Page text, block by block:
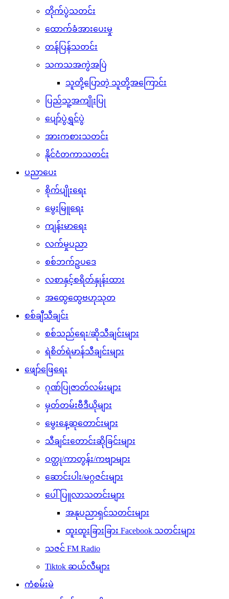
တိုက်ပွဲသတင်း
ထောက်ခံအားပေးမှု
တန်ပြန်သတင်း
သကသအကွဲအပြဲ
သူတို့ပြောတဲ့ သူတို့အကြောင်း
ပြည်သူ့အကျိုးပြု
ပျော်ပွဲရွှင်ပွဲ
အားကစားသတင်း
နိုင်ငံတကာသတင်း
ပညာပေး
စိုက်ပျိုးရေး
မွေးမြူရေး
ကျန်းမာရေး
လက်မှုပညာ
စစ်ဘက်ဥပဒေ
လစာနှင့်စရိတ်နှုန်းထား
အထွေထွေဗဟုသုတ
စစ်ချီသီချင်း
စစ်သည်ရေး/ဆိုသီချင်းများ
ရဲစိတ်ရဲမာန်သီချင်းများ
ဖျော်ဖြေရေး
ဂုဏ်ပြုဇာတ်လမ်းများ
မှတ်တမ်းဗီဒီယိုများ
မွေးနေ့ဆုတောင်းများ
သီချင်းတောင်းဆိုခြင်းများ
ဝတ္ထု/ကာတွန်း/ကဗျာများ
ဆောင်းပါး/မဂ္ဂဇင်းများ
ပေါ်ပြူလာသတင်းများ
အနုပညာရှင်သတင်းများ
ထူးထူးခြားခြား Facebook သတင်းများ
သဇင် FM Radio
Tiktok ဆယ်လီများ
ကံစမ်းမဲ